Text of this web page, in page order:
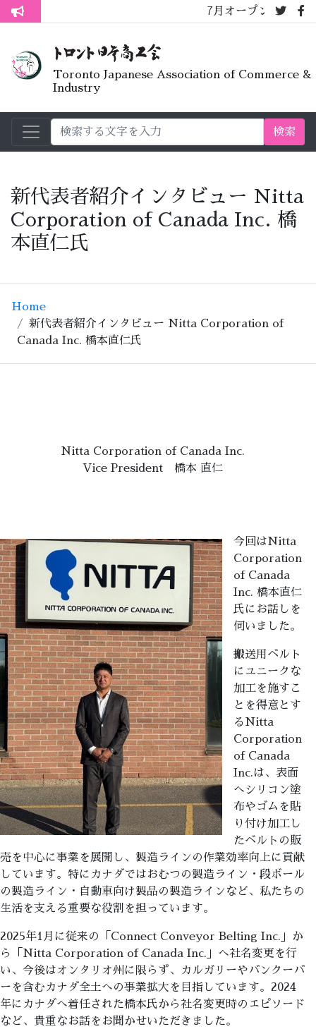
トロント生活不安疑問質問懇談会
7月オープンライブラリーカフェ
Toronto Japanese Association of Commerce &
Industry
検索
新代表者紹介インタビュー Nitta
Corporation of Canada Inc. 橋
本直仁氏
Home
新代表者紹介インタビュー Nitta Corporation of
Canada Inc. 橋本直仁氏
Nitta Corporation of Canada Inc.
Vice President 橋本 直仁
今回はNitta
Corporation
of Canada
Inc. 橋本直仁
氏にお話しを
伺いました。
搬送用ベルト
にユニークな
加工を施すこ
とを得意とす
るNitta
Corporation
of Canada
Inc.は、表面
へシリコン塗
布やゴムを貼
り付け加工し
たベルトの販
売を中心に事業を展開し、製造ラインの作業効率向上に貢献
しています。特にカナダではおむつの製造ライン・段ボール
の製造ライン・自動車向け製品の製造ラインなど、私たちの
生活を支える重要な役割を担っています。
2025年1月に従来の「Connect Conveyor Belting Inc.」か
ら「Nitta Corporation of Canada Inc.」へ社名変更を行
い、今後はオンタリオ州に限らず、カルガリーやバンクーバ
ーを含むカナダ全土への事業拡大を目指しています。2024
年にカナダへ着任された橋本氏から社名変更時のエピソード
など、貴重なお話をお聞かせいただきました。